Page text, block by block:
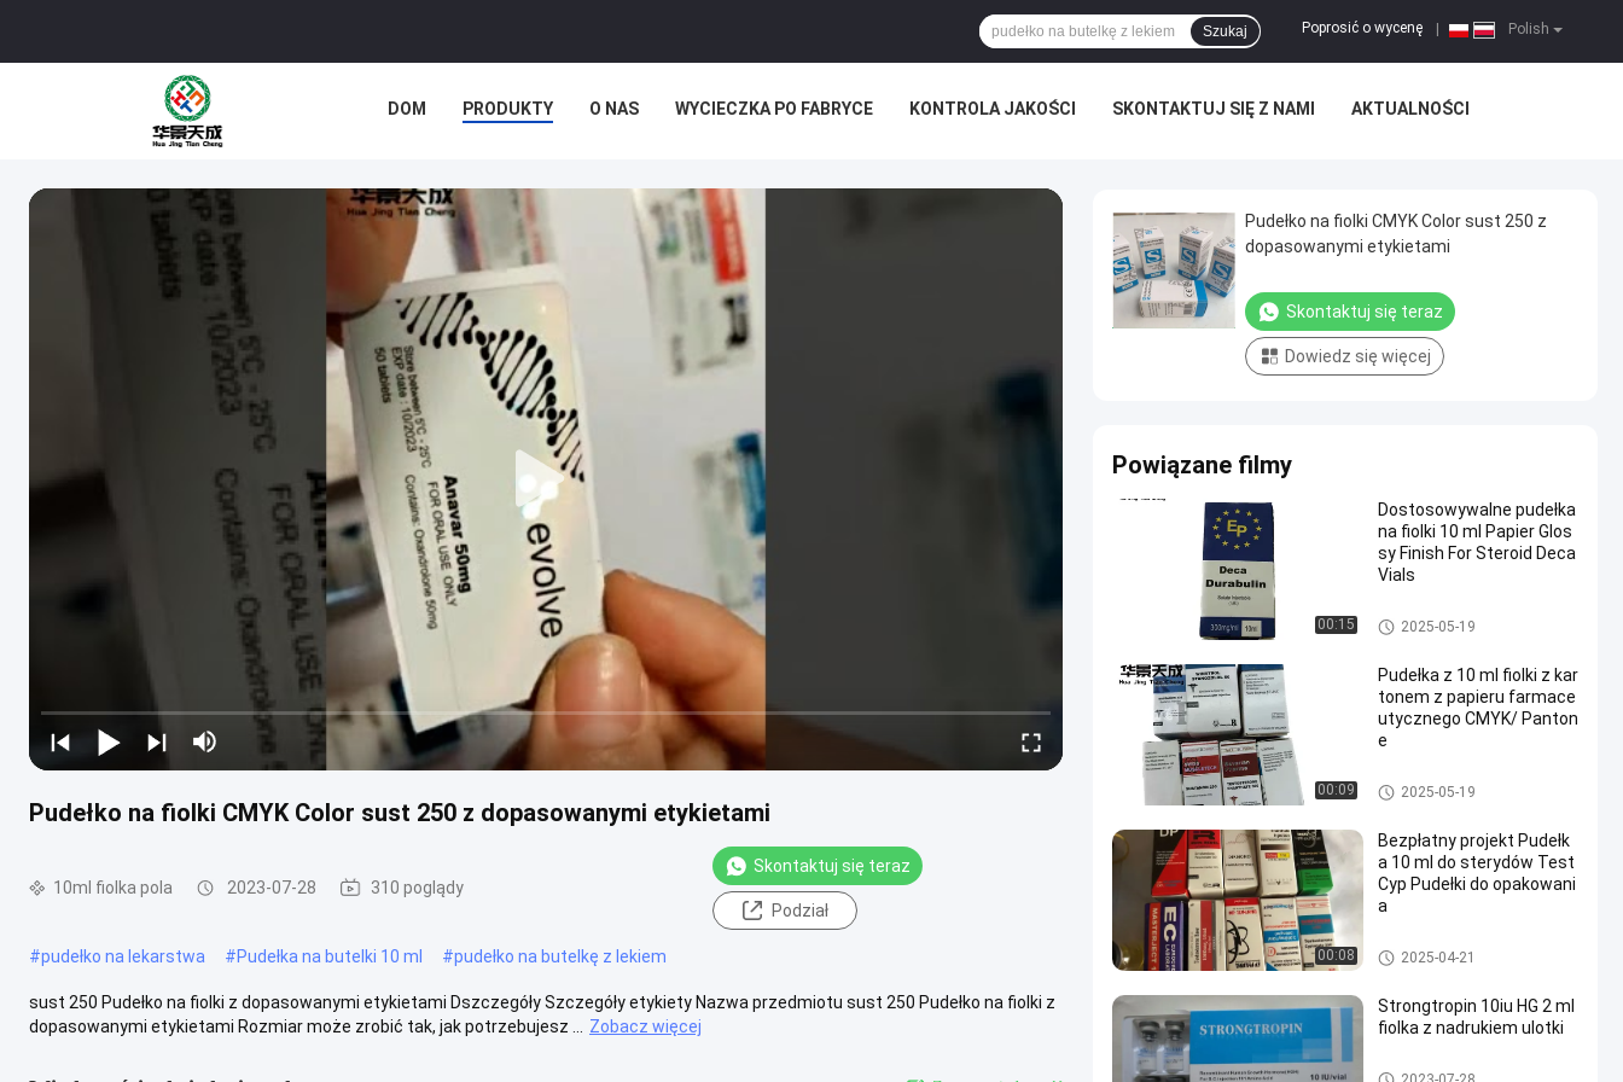
Polish
Poprosić o wycenę
Szukaj
DOM PRODUKTY O NAS WYCIECZKA PO FABRYCE KONTROLA JAKOŚCI SKONTAKTUJ SIĘ Z NAMI AKTUALNOŚCI
Pudełko na fiolki CMYK Color sust 250 z dopasowanymi etykietami
10ml fiolka pola 2023-07-28 310 poglądy
Skontaktuj się teraz
Podział
#pudełko na lekarstwa #Pudełka na butelki 10 ml #pudełko na butelkę z lekiem
sust 250 Pudełko na fiolki z dopasowanymi etykietami Dszczegóły Szczegóły etykiety Nazwa przedmiotu sust 250 Pudełko na fiolki z
dopasowanymi etykietami Rozmiar może zrobić tak, jak potrzebujesz ...
Zobacz więcej
Pudełko na fiolki CMYK Color sust 250 z
dopasowanymi etykietami
Skontaktuj się teraz
Dowiedz się więcej
Powiązane filmy
00:15
Dostosowywalne pudełka
na fiolki 10 ml Papier Glos
sy Finish For Steroid Deca
Vials
10ml fiolka pola
2025-05-19
00:09
Pudełka z 10 ml fiolki z kar
tonem z papieru farmace
utycznego CMYK/ Panton
e
10ml fiolka pola
2025-05-19
00:08
Bezpłatny projekt Pudełk
a 10 ml do sterydów Test
Cyp Pudełki do opakowani
a
10ml fiolka pola
2025-04-21
Strongtropin 10iu HG 2 ml
fiolka z nadrukiem ulotki
10ml fiolka pola